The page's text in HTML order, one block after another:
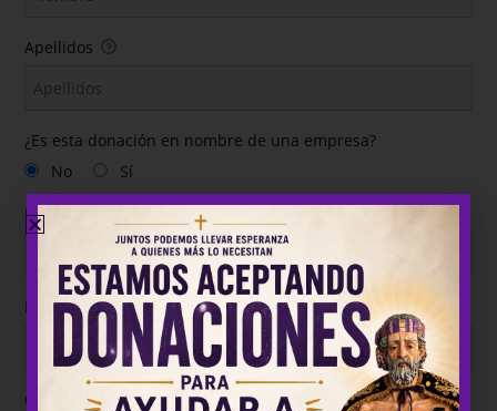
Apellidos
¿Es esta donación en nombre de una empresa?
No
Sí
Nombre de la empresa.
Dirección de correo electrónico*
Comentario